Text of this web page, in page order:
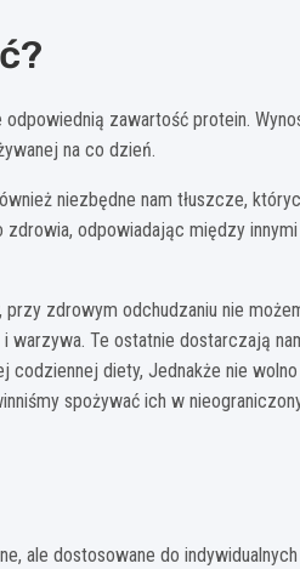
zawartość protein.
na co dzień.
niezbędne nam tłuszcze,
zdrowia, odpowiadając między
zdrowym odchudzaniu nie
warzywa. Te ostatnie dostarczają
codziennej diety, Jednakże nie wolno
spożywać ich w
ale dostosowane do indywidualnych